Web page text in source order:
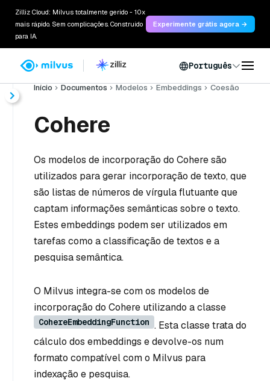
Zilliz Cloud: Milvus totalmente gerido - 10x
mais rápido. Sem complicações. Construído
para IA.
Experimente grátis agora →
Português
Início Documentos Modelos Embeddings Coesão
Cohere
Os modelos de incorporação do Cohere são
utilizados para gerar incorporação de texto, que
são listas de números de vírgula flutuante que
captam informações semânticas sobre o texto.
Estes embeddings podem ser utilizados em
tarefas como a classificação de textos e a
pesquisa semântica.
O Milvus integra-se com os modelos de
incorporação do Cohere utilizando a classe
CohereEmbeddingFunction . Esta classe trata do
cálculo dos embeddings e devolve-os num
formato compatível com o Milvus para
indexação e pesquisa.